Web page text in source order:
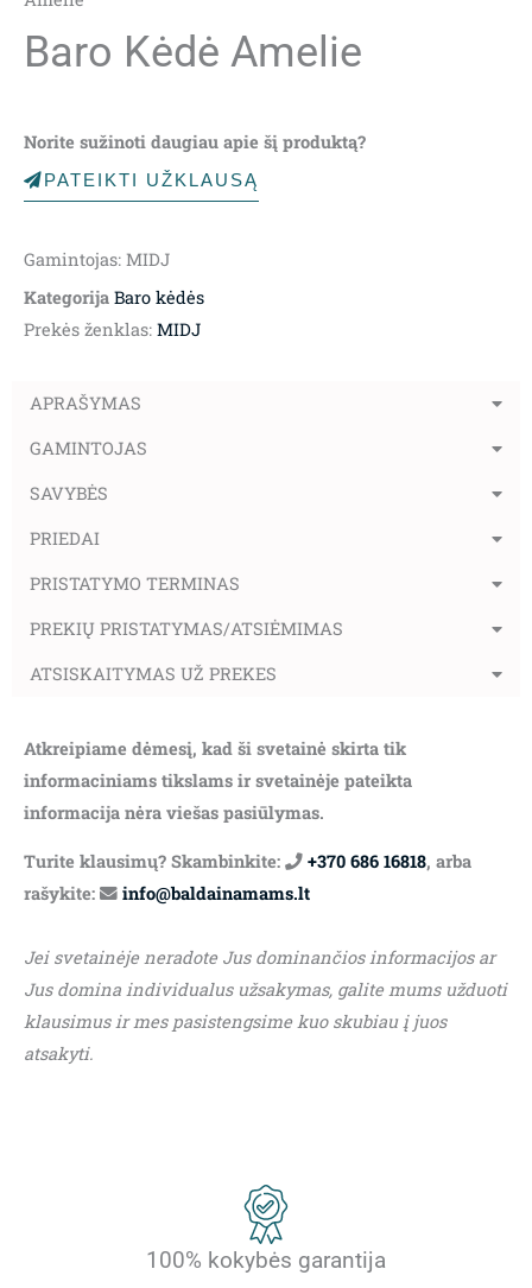
Baro Kėdė Amelie
Norite sužinoti daugiau apie šį produktą?
PATEIKTI UŽKLAUSĄ
Gamintojas: MIDJ
Kategorija Baro kėdės
Prekės ženklas: MIDJ
APRAŠYMAS
GAMINTOJAS
SAVYBĖS
PRIEDAI
PRISTATYMO TERMINAS
PREKIŲ PRISTATYMAS/ATSIĖMIMAS
ATSISKAITYMAS UŽ PREKES
Atkreipiame dėmesį, kad ši svetainė skirta tik
informaciniams tikslams ir svetainėje pateikta
informacija nėra viešas pasiūlymas.
Turite klausimų? Skambinkite: +370 686 16818, arba
rašykite:
info@baldainamams.lt
Jei svetainėje neradote Jus dominančios informacijos ar
Jus domina individualus užsakymas, galite mums užduoti
klausimus ir mes pasistengsime kuo skubiau į juos
atsakyti.
100% kokybės garantija